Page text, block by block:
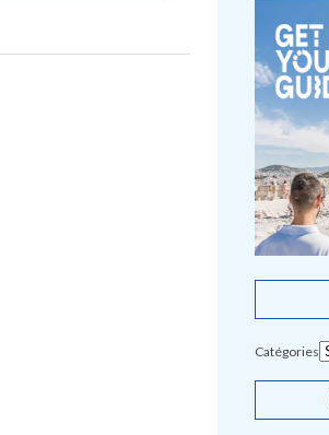
Catégories